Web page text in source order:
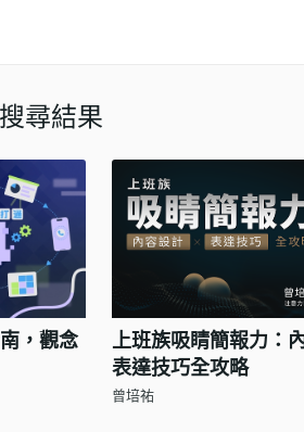
尋結果
，觀念
上班族吸睛簡報力：
表達技巧全攻略
曾培祐